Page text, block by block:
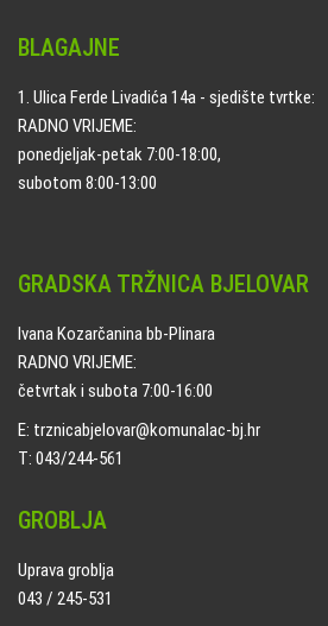
BLAGAJNE
1. Ulica Ferde Livadića 14a - sjedište tvrtke:
RADNO VRIJEME:
ponedjeljak-petak 7:00-18:00,
subotom 8:00-13:00
GRADSKA TRŽNICA BJELOVAR
Ivana Kozarčanina bb-Plinara
RADNO VRIJEME:
četvrtak i subota 7:00-16:00
E: trznicabjelovar@komunalac-bj.hr
T: 043/244-561
GROBLJA
Uprava groblja
043 / 245-531